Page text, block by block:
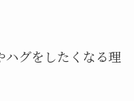
ハグをしたくなる理